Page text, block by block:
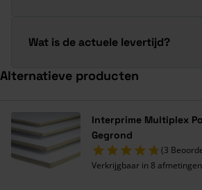
Wat is de actuele levertijd?
Alternatieve producten
Interprime Multiplex
Gegrond
(3
Verkrijgbaar in 8 afmetingen